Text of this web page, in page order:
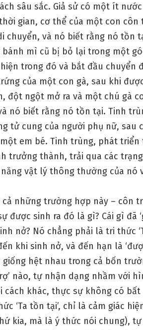
sâu sắc. Giả sử có một ít
gian, cơ thể của một con
chuyển, và nó biết rằng nó tồn
bánh mì cũ bị bỏ lại trong một
trong đó và bắt đầu chuyển
của một con gà, sau khi
đột ngột mở ra và một chú gà
nó biết rằng nó tồn tại. Tinh
tử cung của người phụ nữ, sau
em bé. Tinh trùng, phát
trưởng thành, trải qua các
năng vật lý thông thường của nó
những trường hợp này – côn
được sinh ra đó là gì? Cái gì đã
nở? Nó chẳng phải là tri thức
khi sinh nở, và đến hạn là
giống hệt nhau trong cả bốn
nào, tự nhận dạng nhầm với
cách khác, thực sự không có
‘Ta tồn tại’, chỉ là cảm giác
kia, mà là ý thức nói chung),